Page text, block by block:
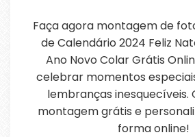
Faça agora montagem de
de Calendário 2024 Feliz
Ano Novo Colar Grátis
celebrar momentos
lembranças inesquecíveis.
montagem grátis e
forma online!